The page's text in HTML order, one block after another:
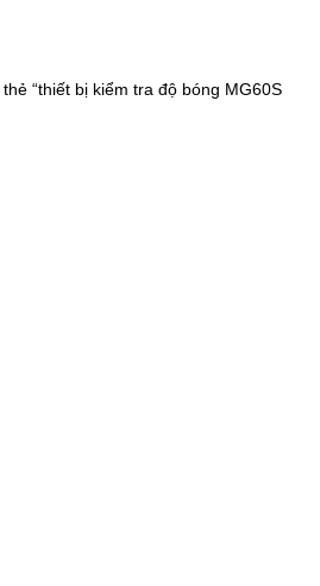
“thiết bị kiểm tra độ bóng MG60S